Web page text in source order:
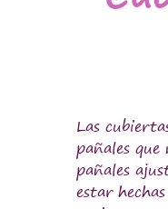
Las
pañales
pañales
estar